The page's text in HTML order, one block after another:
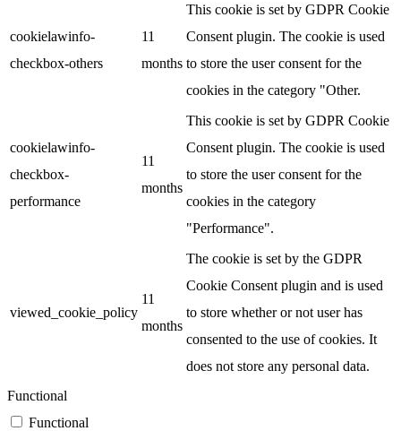
cookielawinfo-
checkbox-others
11
months
This cookie is set by GDPR Cookie
Consent plugin. The cookie is used
to store the user consent for the
cookies in the category "Other.
cookielawinfo-
checkbox-
performance
11
months
This cookie is set by GDPR Cookie
Consent plugin. The cookie is used
to store the user consent for the
cookies in the category
"Performance".
viewed_cookie_policy
11
months
The cookie is set by the GDPR
Cookie Consent plugin and is used
to store whether or not user has
consented to the use of cookies. It
does not store any personal data.
Functional
Functional